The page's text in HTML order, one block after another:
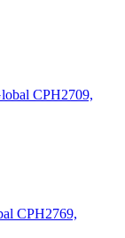
CPH2709,
CPH2769,